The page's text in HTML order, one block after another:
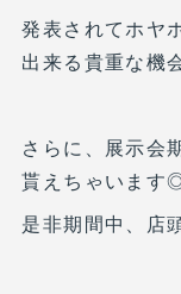
発表されてホヤ
出来る貴重な機
さらに、展示会
貰えちゃいます
是非期間中、店